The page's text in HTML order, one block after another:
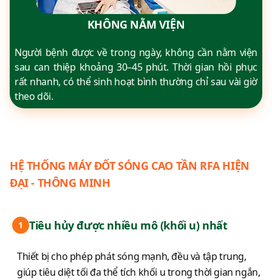
KHÔNG NẰM VIỆN
Người bệnh được về trong ngày, không cần nằm viện
sau can thiệp khoảng 30–45 phút. Thời gian hồi phục
rất nhanh, có thể sinh hoạt bình thường chỉ sau vài giờ
theo dõi.
HỆ THỐNG MÁY ĐỐT SÓNG CAO TẦN RFA HIỆN
ĐẠI - THÔNG MINH
1 Tiêu hủy được nhiều mô (khối u) nhất
Thiết bị cho phép phát sóng mạnh, đều và tập trung,
giúp tiêu diệt tối đa thể tích khối u trong thời gian ngắn,